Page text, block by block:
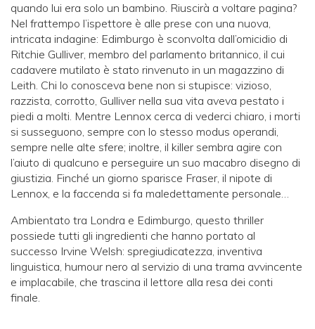
quando lui era solo un bambino. Riuscirà a voltare pagina?
Nel frattempo l’ispettore è alle prese con una nuova,
intricata indagine: Edimburgo è sconvolta dall’omicidio di
Ritchie Gulliver, membro del parlamento britannico, il cui
cadavere mutilato è stato rinvenuto in un magazzino di
Leith. Chi lo conosceva bene non si stupisce: vizioso,
razzista, corrotto, Gulliver nella sua vita aveva pestato i
piedi a molti. Mentre Lennox cerca di vederci chiaro, i morti
si susseguono, sempre con lo stesso modus operandi,
sempre nelle alte sfere; inoltre, il killer sembra agire con
l’aiuto di qualcuno e perseguire un suo macabro disegno di
giustizia. Finché un giorno sparisce Fraser, il nipote di
Lennox, e la faccenda si fa maledettamente personale…
Ambientato tra Londra e Edimburgo, questo thriller
possiede tutti gli ingredienti che hanno portato al
successo Irvine Welsh: spregiudicatezza, inventiva
linguistica, humour nero al servizio di una trama avvincente
e implacabile, che trascina il lettore alla resa dei conti
finale.